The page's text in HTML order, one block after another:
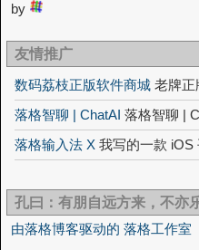
by
友情推广
数码荔枝正版软件商城 老牌正
落格智聊 | ChatAI 落格智聊 |
落格输入法 X 我写的一款 iOS
孔曰：有朋自远方来，不亦
由落格博客驱动的 落格工作室